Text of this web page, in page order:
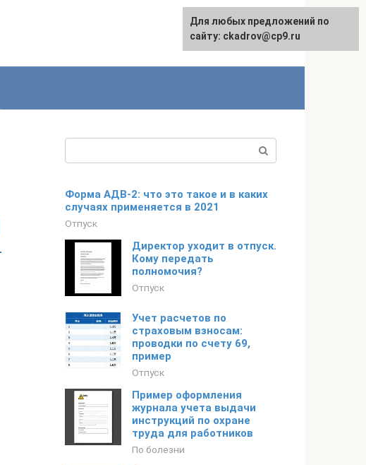
Форма АДВ-2: что это такое и в каких
случаях применяется в 2021
Отпуск
Директор уходит в отпуск.
Кому передать
полномочия?
Отпуск
Учет расчетов по
страховым взносам:
проводки по счету 69,
пример
Отпуск
Пример оформления
журнала учета выдачи
инструкций по охране
труда для работников
По болезни
Для любых предложений по
сайту: ckadrov@cp9.ru